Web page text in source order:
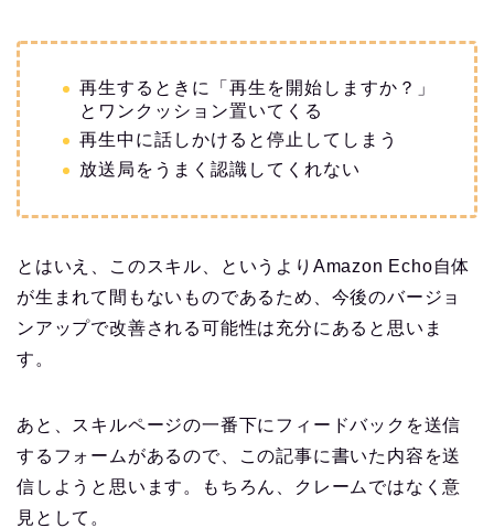
再生するときに「再生を開始しますか？」
とワンクッション置いてくる
再生中に話しかけると停止してしまう
放送局をうまく認識してくれない
とはいえ、このスキル、というよりAmazon Echo自体
が生まれて間もないものであるため、今後のバージョ
ンアップで改善される可能性は充分にあると思いま
す。
あと、スキルページの一番下にフィードバックを送信
するフォームがあるので、この記事に書いた内容を送
信しようと思います。もちろん、クレームではなく意
見として。